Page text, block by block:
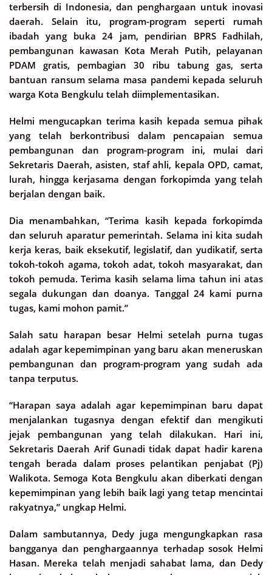
terbersih di Indonesia, dan penghargaan untuk inovasi
daerah. Selain itu, program-program seperti rumah
ibadah yang buka 24 jam, pendirian BPRS Fadhilah,
pembangunan kawasan Kota Merah Putih, pelayanan
PDAM gratis, pembagian 30 ribu tabung gas, serta
bantuan ransum selama masa pandemi kepada seluruh
warga Kota Bengkulu telah diimplementasikan.
Helmi mengucapkan terima kasih kepada semua pihak
yang telah berkontribusi dalam pencapaian semua
pembangunan dan program-program ini, mulai dari
Sekretaris Daerah, asisten, staf ahli, kepala OPD, camat,
lurah, hingga kerjasama dengan forkopimda yang telah
berjalan dengan baik.
Dia menambahkan, “Terima kasih kepada forkopimda
dan seluruh aparatur pemerintah. Selama ini kita sudah
kerja keras, baik eksekutif, legislatif, dan yudikatif, serta
tokoh-tokoh agama, tokoh adat, tokoh masyarakat, dan
tokoh pemuda. Terima kasih selama lima tahun ini atas
segala dukungan dan doanya. Tanggal 24 kami purna
tugas, kami mohon pamit.”
Salah satu harapan besar Helmi setelah purna tugas
adalah agar kepemimpinan yang baru akan meneruskan
pembangunan dan program-program yang sudah ada
tanpa terputus.
“Harapan saya adalah agar kepemimpinan baru dapat
menjalankan tugasnya dengan efektif dan mengikuti
jejak pembangunan yang telah dilakukan. Hari ini,
Sekretaris Daerah Arif Gunadi tidak dapat hadir karena
tengah berada dalam proses pelantikan penjabat (Pj)
Walikota. Semoga Kota Bengkulu akan diberkati dengan
kepemimpinan yang lebih baik lagi yang tetap mencintai
rakyatnya,” ungkap Helmi.
Dalam sambutannya, Dedy juga mengungkapkan rasa
bangganya dan penghargaannya terhadap sosok Helmi
Hasan. Mereka telah menjadi sahabat lama, dan Dedy